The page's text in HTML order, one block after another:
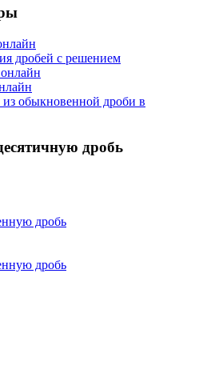
дробей с решением
обыкновенной дроби в
дробь
дробь
дробь